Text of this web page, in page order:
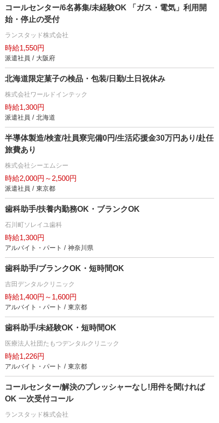
コールセンター/6名募集/未経験OK 「ガス・電気」利用開
始・停止の受付
ランスタッド株式会社
時給1,550円
派遣社員 / 大阪府
北海道限定菓子の検品・包装/日勤/土日祝休み
株式会社ワールドインテック
時給1,300円
派遣社員 / 北海道
半導体製造/検査/社員寮完備0円/生活応援金30万円あり/赴任
旅費あり
株式会社シーエムシー
時給2,000円～2,500円
派遣社員 / 東京都
歯科助手/扶養内勤務OK・ブランクOK
石川町ソレイユ歯科
時給1,300円
アルバイト・パート / 神奈川県
歯科助手/ブランクOK・短時間OK
吉田デンタルクリニック
時給1,400円～1,600円
アルバイト・パート / 東京都
歯科助手/未経験OK・短時間OK
医療法人社団たもつデンタルクリニック
時給1,226円
アルバイト・パート / 東京都
コールセンター/解決のプレッシャーなし!用件を聞ければ
OK 一次受付コール
ランスタッド株式会社